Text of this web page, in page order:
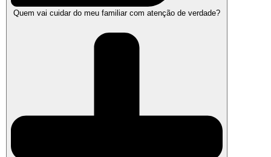
Quem vai cuidar do meu familiar com atenção de verdade?